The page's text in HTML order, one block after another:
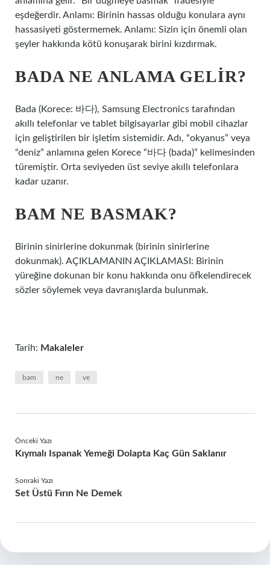
eşdeğerdir. Anlamı: Birinin hassas olduğu konulara aynı
hassasiyeti göstermemek. Anlamı: Sizin için önemli olan
şeyler hakkında kötü konuşarak birini kızdırmak.
BADA NE ANLAMA GELIR?
Bada (Korece: 바다), Samsung Electronics tarafından
akıllı telefonlar ve tablet bilgisayarlar gibi mobil cihazlar
için geliştirilen bir işletim sistemidir. Adı, “okyanus” veya
“deniz” anlamına gelen Korece “바다 (bada)” kelimesinden
türemiştir. Orta seviyeden üst seviye akıllı telefonlara
kadar uzanır.
BAM NE BASMAK?
Birinin sinirlerine dokunmak (birinin sinirlerine
dokunmak). AÇIKLAMANIN AÇIKLAMASI: Birinin
yüreğine dokunan bir konu hakkında onu öfkelendirecek
sözler söylemek veya davranışlarda bulunmak.
Tarih: Makaleler
bam ne ve
Önceki Yazı
Kıymalı Ispanak Yemeği Dolapta Kaç Gün Saklanır
Sonraki Yazı
Set Üstü Fırın Ne Demek